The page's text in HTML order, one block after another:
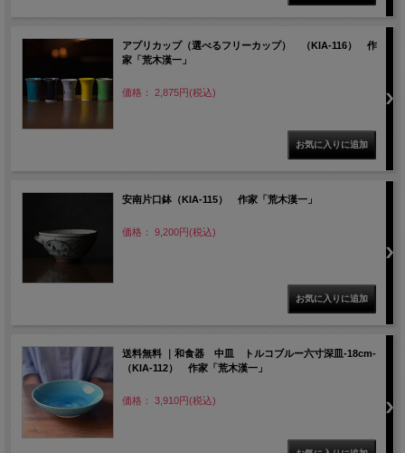
アプリカップ（選べるフリーカップ） （KIA-116） 作
家「荒木漢一」
価格： 2,875円(税込)
安南片口鉢（KIA-115） 作家「荒木漢一」
価格： 9,200円(税込)
送料無料 ｜和食器 中皿 トルコブルー六寸深皿-18cm-
（KIA-112） 作家「荒木漢一」
価格： 3,910円(税込)